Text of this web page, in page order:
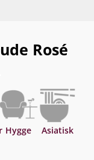
Rosé
Hygge Asiatisk